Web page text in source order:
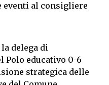
eventi al consigliere
delega di
Polo educativo 0-6
strategica delle